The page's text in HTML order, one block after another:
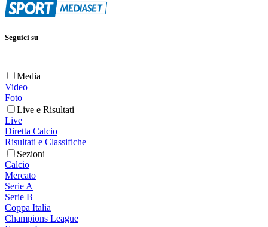
Seguici su
Media
Video
Foto
Live e Risultati
Live
Diretta Calcio
Risultati e Classifiche
Sezioni
Calcio
Mercato
Serie A
Serie B
Coppa Italia
Champions League